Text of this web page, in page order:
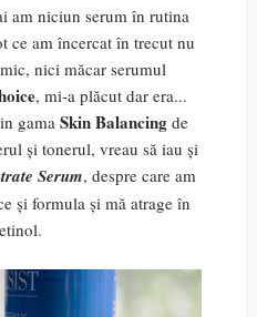
am niciun serum în rutina
ce am încercat în trecut nu
nici măcar serumul
, mi-a plăcut dar era...
gama Skin Balancing de
și tonerul, vreau să iau și
Serum, despre care am
și formula și mă atrage în